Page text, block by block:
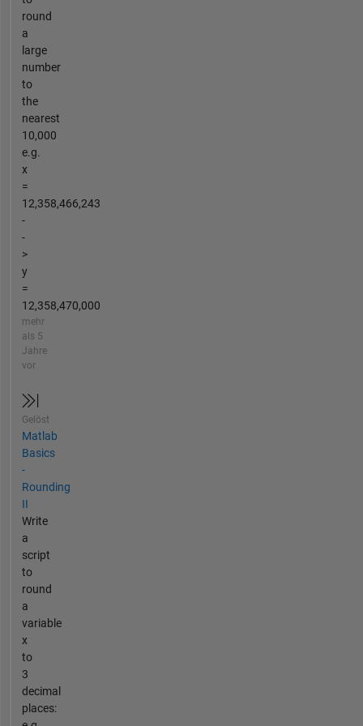
round
a
large
number
to
the
nearest
10,000
e.g.
x
=
12,358,466,243
-
-
>
y
=
12,358,470,000
mehr
als 5
Jahre
vor
Gelöst
Matlab
Basics
-
Rounding
II
Write
a
script
to
round
a
variable
x
to
3
decimal
places: